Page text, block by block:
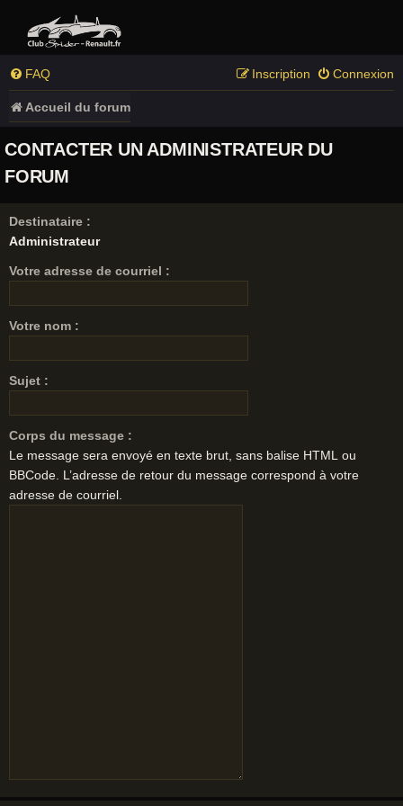
FAQ Connexion
Inscription
Accueil du forum
CONTACTER UN ADMINISTRATEUR DU
FORUM
Destinataire :
Administrateur
Votre adresse de courriel :
Votre nom :
Sujet :
Corps du message :
Le message sera envoyé en texte brut, sans balise HTML ou
BBCode. L’adresse de retour du message correspond à votre
adresse de courriel.